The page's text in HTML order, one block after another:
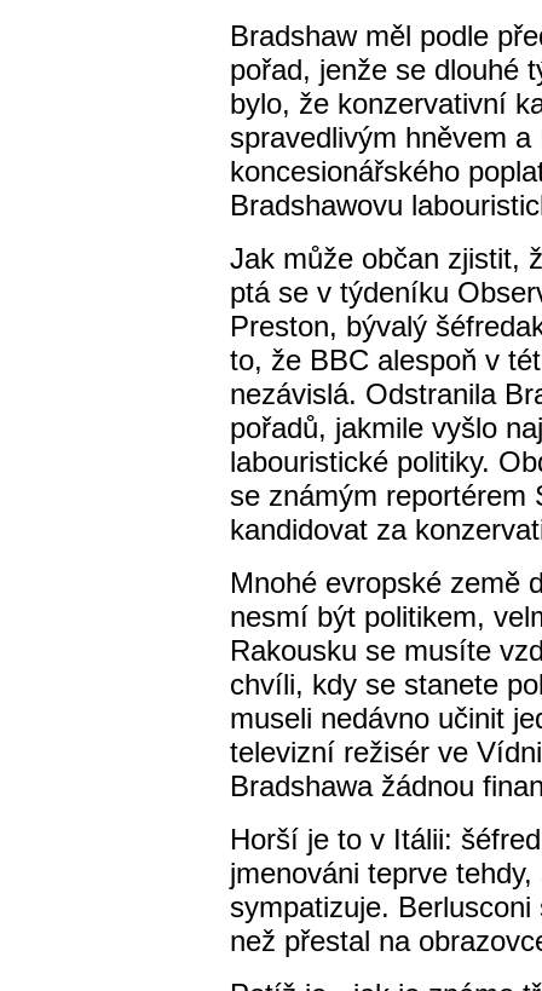
Bradshaw měl podle
pořad, jenže se dlouhé
bylo, že konzervativní
spravedlivým hněvem
koncesionářského
Bradshawovu
Jak může občan zjistit,
ptá se v týdeníku
Preston, bývalý
to, že BBC alespoň v
nezávislá. Odstranila
pořadů, jakmile vyšlo
labouristické politiky.
se známým reportérem
kandidovat za
Mnohé evropské země
nesmí být politikem,
Rakousku se musíte
chvíli, kdy se stanete
museli nedávno učinit
televizní režisér ve
Bradshawa žádnou
Horší je to v Itálii:
jmenováni teprve
sympatizuje.
než přestal na